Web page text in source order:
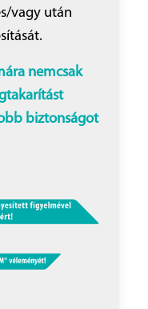
vagy után
nemcsak
biztonságot